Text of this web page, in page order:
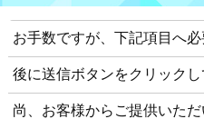
お手数ですが、下記項目へ
後に送信ボタンをクリックし
尚、お客様からご提供いた